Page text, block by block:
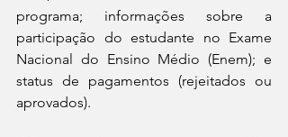
programa; informações sobre a
participação do estudante no Exame
Nacional do Ensino Médio (Enem); e
status de pagamentos (rejeitados ou
aprovados).